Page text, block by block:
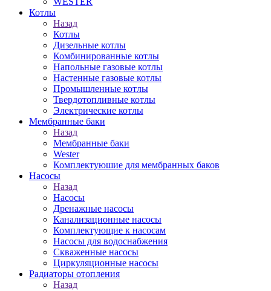
Котлы
Назад
Котлы
Дизельные котлы
Комбинированные котлы
Напольные газовые котлы
Настенные газовые котлы
Промышленные котлы
Твердотопливные котлы
Электрические котлы
Мембранные баки
Назад
Мембранные баки
Wester
Комплектуюшие для мембранных баков
Насосы
Назад
Насосы
Дренажные насосы
Канализационные насосы
Комплектующие к насосам
Насосы для водоснабжения
Скваженные насосы
Циркуляционные насосы
Радиаторы отопления
Назад